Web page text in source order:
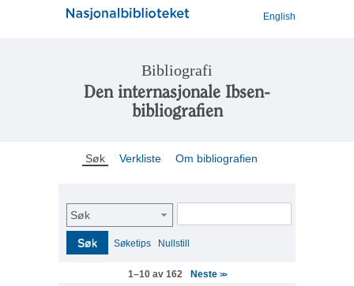
English
Bibliografi
Den internasjonale Ibsen-
bibliografien
Søk Verkliste Om bibliografien
Søk
Søk Søketips Nullstill
1–10 av 162 Neste >>